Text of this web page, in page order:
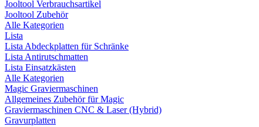
Jooltool Verbrauchsartikel
Jooltool Zubehör
Alle Kategorien
Lista
Lista Abdeckplatten für Schränke
Lista Antirutschmatten
Lista Einsatzkästen
Alle Kategorien
Magic Graviermaschinen
Allgemeines Zubehör für Magic
Graviermaschinen CNC & Laser (Hybrid)
Gravurplatten